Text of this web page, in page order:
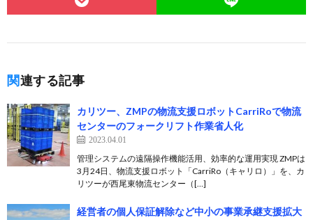
関連する記事
カリツー、ZMPの物流支援ロボットCarriRoで物流
センターのフォークリフト作業省人化
2023.04.01
管理システムの遠隔操作機能活用、効率的な運用実現 ZMPは
3月24日、物流支援ロボット「CarriRo（キャリロ）」を、カ
リツーが西尾東物流センター（[…]
経営者の個人保証解除など中小の事業承継支援拡大